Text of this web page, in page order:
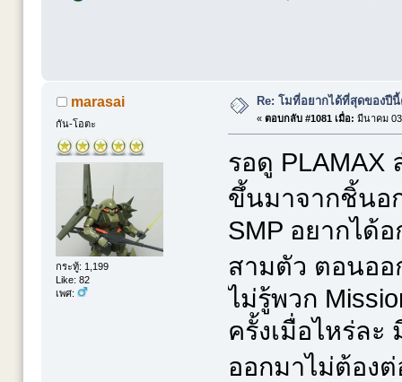
marasai
กัน-โอตะ
กระทู้: 1,199
Like: 82
เพศ:
Re: โมที่อยากได้ที่สุดของปี
« ตอบกลับ #1081 เมื่อ: มีนาคม
รอดู PLAMAX
ขึ้นมาจากชิ้น
SMP อยากได้
สามตัว ตอนอ
ไม่รู้พวก
ครั้งเมื่อไหร่ล
ออกมาไม่ต้อง